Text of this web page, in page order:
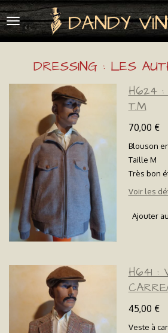
Passer
au
contenu
DANDY
DRESSING : LES
H624 :
T.M
70,00 €
Blouson
Taille M
Très bon
Voir les
Ajouter
H641 :
45,00 €
Veste à